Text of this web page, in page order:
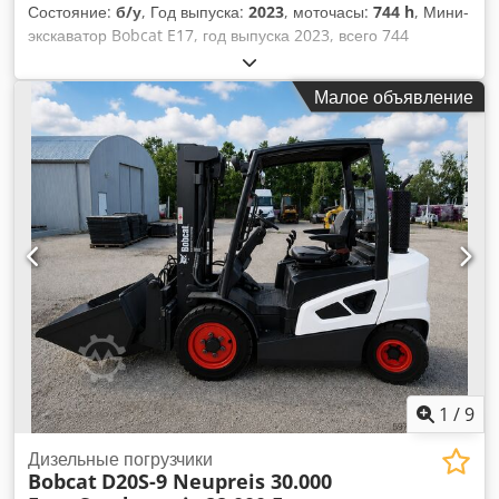
Состояние: б/у, Год выпуска: 2023, моточасы: 744 h, Мини-
экскаватор Bobcat E17, год выпуска 2023, всего 744
моточаса, в комплекте 4 ковша! ---- * Производитель:
Bobcat * Модель: E17 * Год выпуска: 2023 * Наработка:
около 744 часов * В комплекте: 4 ковша Csdpfx Aljzp Ayvs
Ijha * Система быстрого сменного оборудования *
Закрытая кабина * Регулируемая ширина ходовой части *
Рабочий вес: 1711 кг * Дизельный двигатель Kubota *
Цена: 16 900 евро, без НДС + 19% НДС. ---- По всем
вопросам звоните: Эрик Кортум: WhatsApp Все указанные
данные носят информативный характер и не являются
гарантией. Возможны ошибки и предварительная продажа.
Малое объявление
1 /9
Дизельные погрузчики
Bobcat D20S-9 Neupreis 30.000